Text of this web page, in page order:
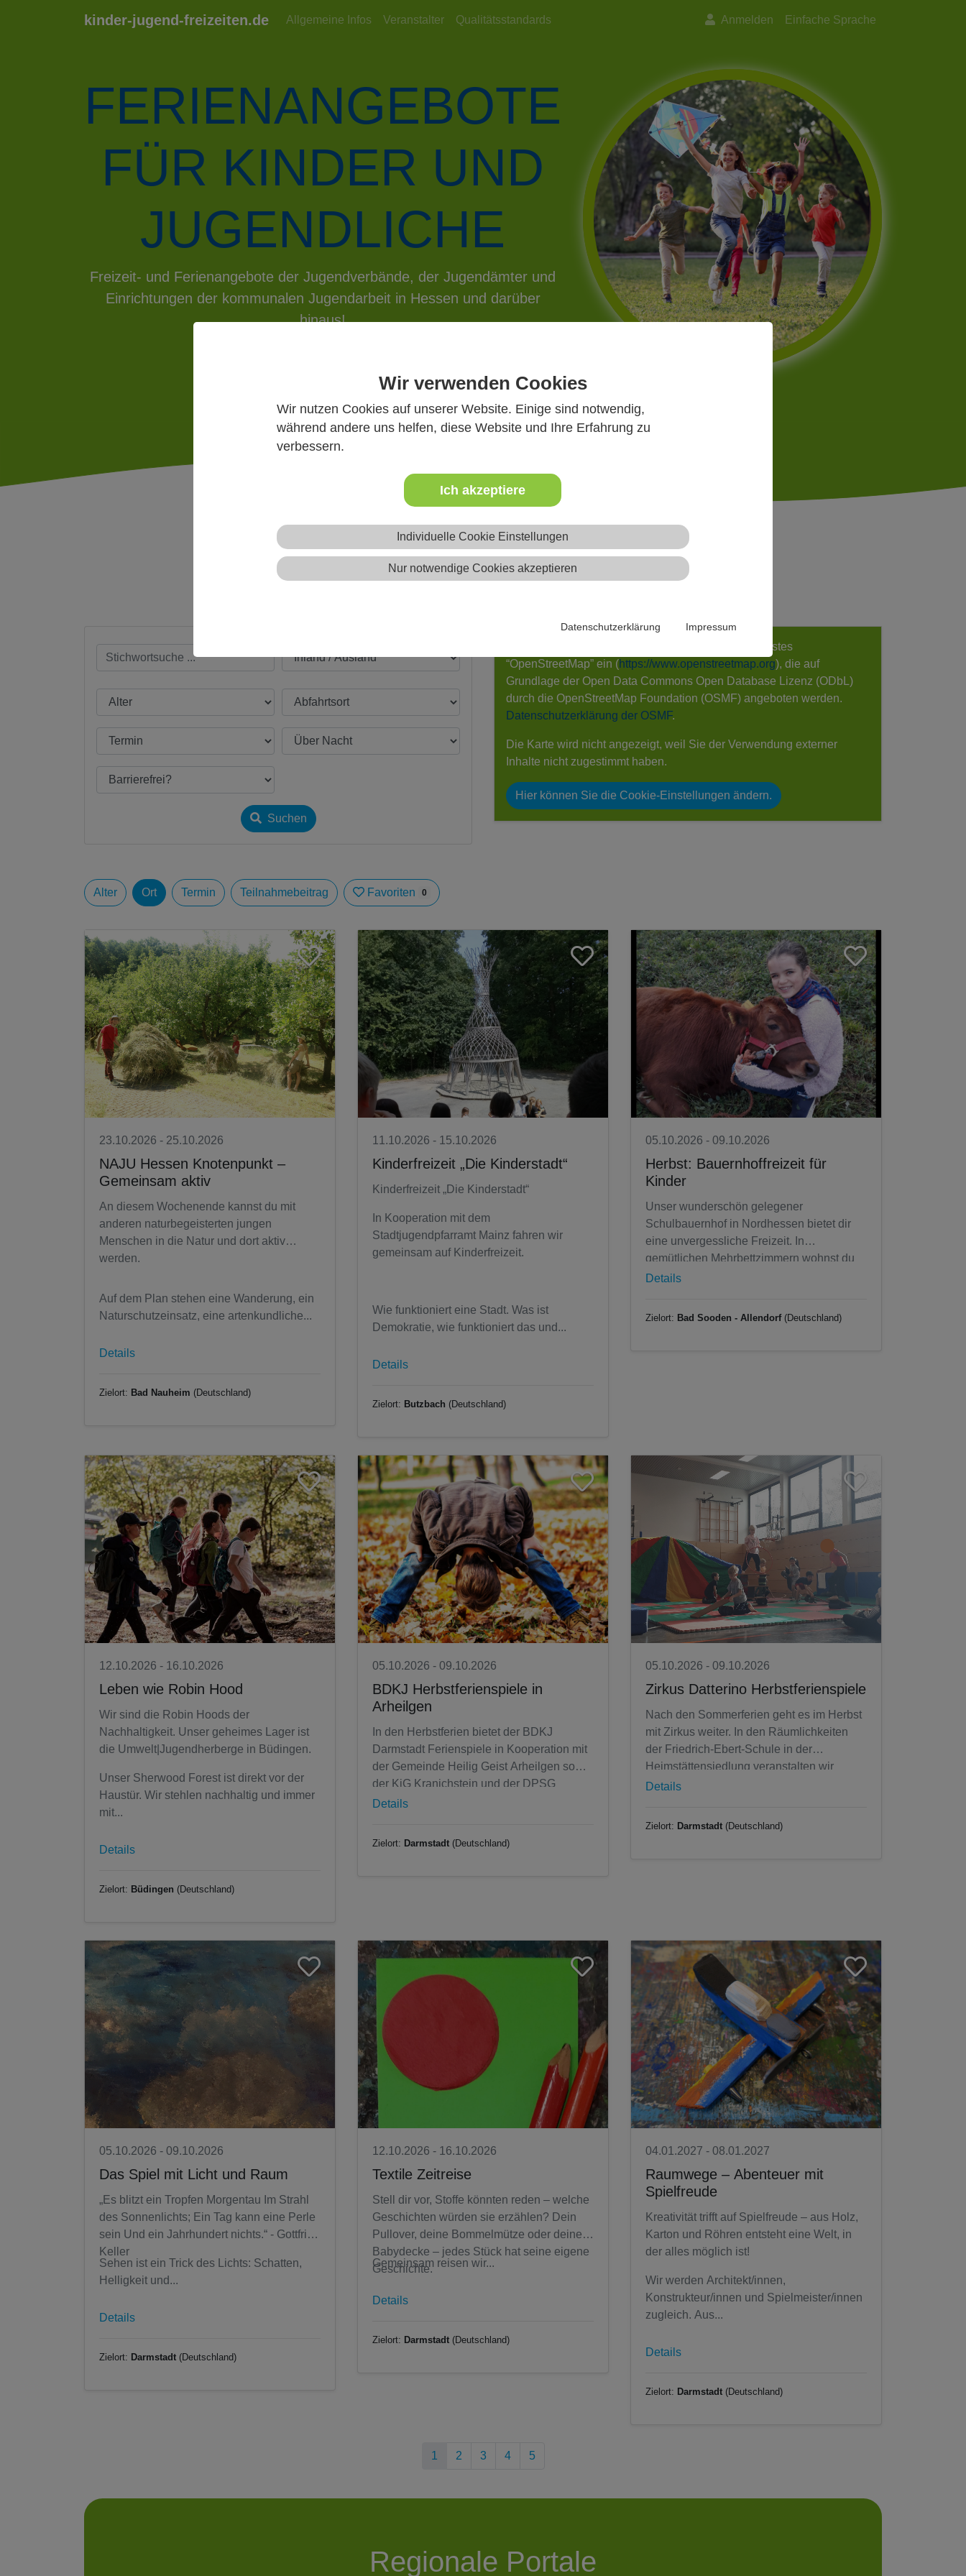
Wir verwenden Cookies
Wir nutzen Cookies auf unserer Website. Einige sind notwendig,
während andere uns helfen, diese Website und Ihre Erfahrung zu
verbessern.
Ich akzeptiere
Individuelle Cookie Einstellungen
Nur notwendige Cookies akzeptieren
Datenschutzerklärung Impressum
kinder-jugend-freizeiten.de Allgemeine Infos Veranstalter Qualitätsstandards Anmelden Einfache Sprache
FERIENANGEBOTE
FÜR KINDER UND
JUGENDLICHE
Freizeit- und Ferienangebote der Jugendverbände, der Jugendämter und
Einrichtungen der kommunalen Jugendarbeit in Hessen und darüber
hinaus!
Ferienfreizeiten
Suchen
Wir binden an dieser Stelle die Landkarten des Dienstes
“OpenStreetMap” ein (https://www.openstreetmap.org), die auf
Grundlage der Open Data Commons Open Database Lizenz (ODbL)
durch die OpenStreetMap Foundation (OSMF) angeboten werden.
Datenschutzerklärung der OSMF.
Die Karte wird nicht angezeigt, weil Sie der Verwendung externer
Inhalte nicht zugestimmt haben.
Hier können Sie die Cookie-Einstellungen ändern.
Alter Ort Termin Teilnahmebeitrag Favoriten 0
23.10.2026 - 25.10.2026
NAJU Hessen Knotenpunkt –
Gemeinsam aktiv
An diesem Wochenende kannst du mit
anderen naturbegeisterten jungen
Menschen in die Natur und dort aktiv
werden.
Auf dem Plan stehen eine Wanderung, ein
Naturschutzeinsatz, eine artenkundliche...
Details
Zielort: Bad Nauheim (Deutschland)
11.10.2026 - 15.10.2026
Kinderfreizeit „Die Kinderstadt“
Kinderfreizeit „Die Kinderstadt“
In Kooperation mit dem
Stadtjugendpfarramt Mainz fahren wir
gemeinsam auf Kinderfreizeit.
Wie funktioniert eine Stadt. Was ist
Demokratie, wie funktioniert das und...
Details
Zielort: Butzbach (Deutschland)
05.10.2026 - 09.10.2026
Herbst: Bauernhoffreizeit für
Kinder
Unser wunderschön gelegener
Schulbauernhof in Nordhessen bietet dir
eine unvergessliche Freizeit. In
gemütlichen Mehrbettzimmern wohnst du
mit den anderen Teilnehmenden, umgeben
Details
Zielort: Bad Sooden - Allendorf(Deutschland)
12.10.2026 - 16.10.2026
Leben wie Robin Hood
Wir sind die Robin Hoods der
Nachhaltigkeit. Unser geheimes Lager ist
die Umwelt|Jugendherberge in Büdingen.
Unser Sherwood Forest ist direkt vor der
Haustür. Wir stehlen nachhaltig und immer
mit...
Details
Zielort: Büdingen (Deutschland)
05.10.2026 - 09.10.2026
BDKJ Herbstferienspiele in
Arheilgen
In den Herbstferien bietet der BDKJ
Darmstadt Ferienspiele in Kooperation mit
der Gemeinde Heilig Geist Arheilgen sowie
der KjG Kranichstein und der DPSG
Arheilgen an. Diese finden vom 5. bis 09....
Details
Zielort: Darmstadt (Deutschland)
05.10.2026 - 09.10.2026
Zirkus Datterino Herbstferienspiele
Nach den Sommerferien geht es im Herbst
mit Zirkus weiter. In den Räumlichkeiten
der Friedrich-Ebert-Schule in der
Heimstättensiedlung veranstalten wir
wieder Zirkusferienspiele für alle...
Details
Zielort: Darmstadt (Deutschland)
05.10.2026 - 09.10.2026
Das Spiel mit Licht und Raum
„Es blitzt ein Tropfen Morgentau Im Strahl
des Sonnenlichts; Ein Tag kann eine Perle
sein Und ein Jahrhundert nichts.“ - Gottfried
Keller
Sehen ist ein Trick des Lichts: Schatten,
Helligkeit und...
Details
Zielort: Darmstadt (Deutschland)
12.10.2026 - 16.10.2026
Textile Zeitreise
Stell dir vor, Stoffe könnten reden – welche
Geschichten würden sie erzählen? Dein
Pullover, deine Bommelmütze oder deine
Babydecke – jedes Stück hat seine eigene
Geschichte.
Gemeinsam reisen wir...
Details
Zielort: Darmstadt (Deutschland)
04.01.2027 - 08.01.2027
Raumwege – Abenteuer mit
Spielfreude
Kreativität trifft auf Spielfreude – aus Holz,
Karton und Röhren entsteht eine Welt, in
der alles möglich ist!
Wir werden Architekt/innen,
Konstrukteur/innen und Spielmeister/innen
zugleich. Aus...
Details
Zielort: Darmstadt (Deutschland)
1 2 3 4 5
Regionale Portale